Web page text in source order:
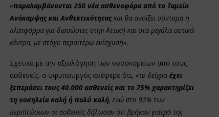
«παραλαμβάνονται 250 νέα ασθενοφόρα από το Ταμείο
Ανάκαμψης και Ανθεκτικότηταςκαι θα ανοίξει σύντομα η
πλατφόρμα για διασώστες στην Αττική και στα μεγάλα αστικά
κέντρα, με στόχο περαιτέρω ενίσχυση».
Σχετικά με την αξιολόγηση των νοσοκομείων από τους
ασθενείς, ο υφυπουργός ανέφερε ότι, «το δείγμα έχει
ξεπεράσει τους 40.000 ασθενείς και το 75% χαρακτηρίζει
τη νοσηλεία καλή ή πολύ καλή, ενώ στο 92% των
περιπτώσεων οι ασθενείς δήλωσαν ότι βρήκαν γιατρό της